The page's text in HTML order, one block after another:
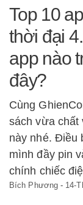
Top 10
thời đại
app nào
đây?
Cùng
sách vừa
này nhé. Điều
mình đầy pin
chính chiếc
Bích Phương- 14-